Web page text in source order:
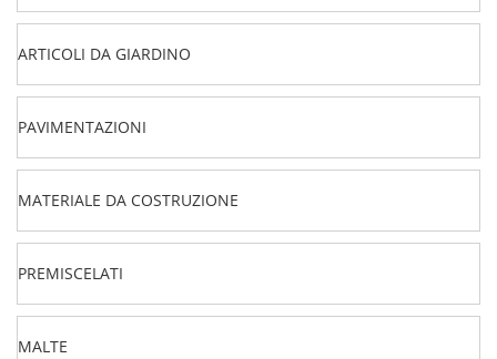
ARTICOLI DA GIARDINO
PAVIMENTAZIONI
MATERIALE DA COSTRUZIONE
PREMISCELATI
MALTE